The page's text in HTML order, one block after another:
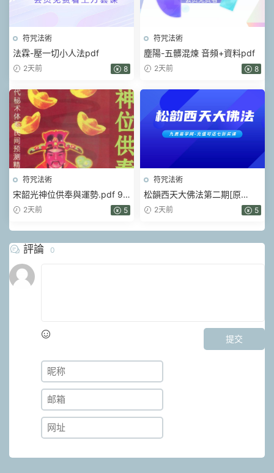
符咒法術
法霖-壓一切小人法pdf
2天前 8
符咒法術
塵陽-五髒混煉 音頻+資料pdf
2天前 8
符咒法術
宋韶光神位供奉與運勢.pdf 99
頁 2天前 5
符咒法術
松韻西天大佛法第二期[原
版].pdf 5頁
2天前 5
評論 0
提交